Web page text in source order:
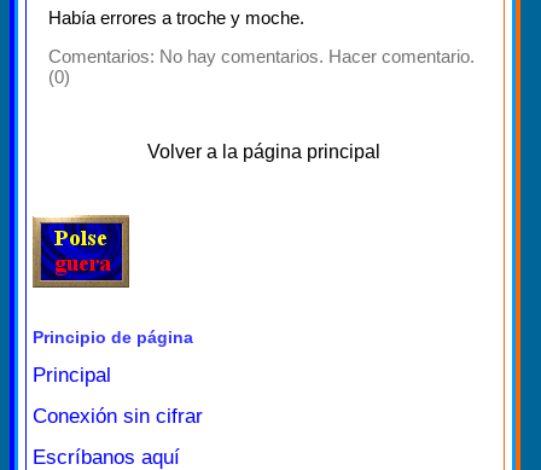
Había errores a troche y moche.
Comentarios: No hay comentarios. Hacer comentario.
(0)
Volver a la página principal
Principio de página
Principal
Conexión sin cifrar
Escríbanos aquí